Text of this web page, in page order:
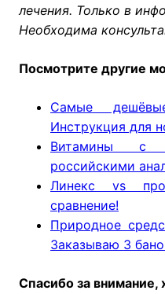
лечения. Только в
Необходима
Посмотрите другие
Самые
Инструкция для
Витамины с
российскими
Линекс vs
сравнение!
Природное
Заказываю 3
Спасибо за внимание,